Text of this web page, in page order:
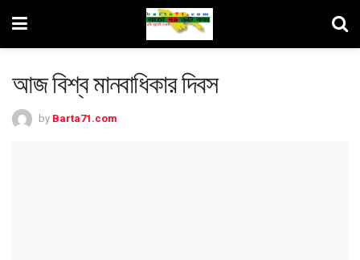
আজ বিশ্ব মানবাধিকার দিবস
by Barta71.com